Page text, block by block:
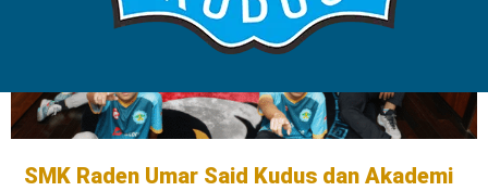
SMK Raden Umar Said Kudus dan Akademi